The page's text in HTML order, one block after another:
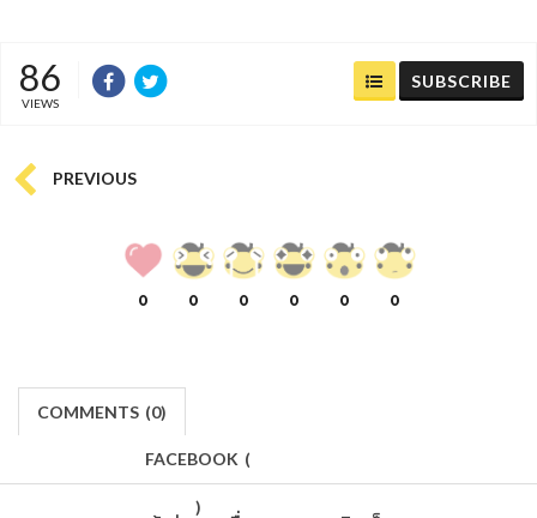
86
VIEWS
SUBSCRIBE
PREVIOUS
0 0 0 0 0 0
COMMENTS (0)
FACEBOOK (
)